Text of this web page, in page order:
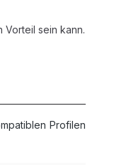
sein kann.
Profilen